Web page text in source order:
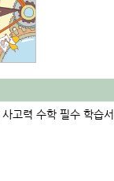
고력 수학 필수 학습서